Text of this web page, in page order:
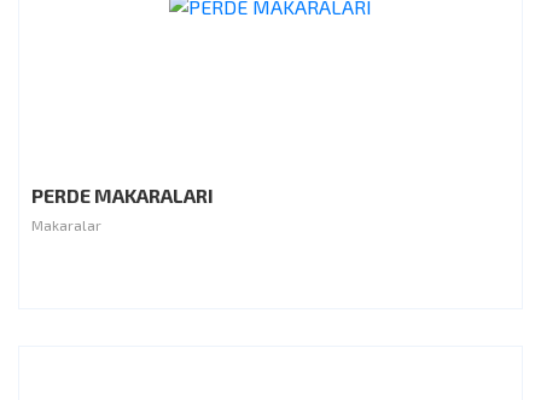
PERDE MAKARALARI
Makaralar